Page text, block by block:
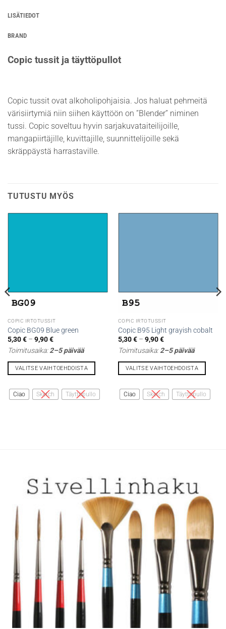
LISÄTIEDOT
BRAND
Copic tussit ja täyttöpullot
Copic tussit ovat alkoholipohjaisia. Jos haluat pehmeitä
värisiirtymiä niin siihen käyttöön on ”Blender” niminen
tussi. Copic soveltuu hyvin sarjakuvataiteilijoille,
mangapiirtäjille, kuvittajille, suunnittelijoille sekä
skräppäystä harrastaville.
TUTUSTU MYÖS
COPIC IRTOTUSSIT
Copic BG09 Blue green
5,30€ – 9,90€Hintaluokka:
-
Toimitusaika:2–5 päivää
VALITSE VAIHTOEHDOISTA
tuotteella
on
Ciao Sketch Täyttöpullo
COPIC IRTOTUSSIT
Copic B95 Light grayish cobalt
5,30€ – 9,90€Hintaluokka:
-
Toimitusaika:2–5 päivää
VALITSE VAIHTOEHDOISTA
tuotteella
on
Ciao Sketch Täyttöpullo